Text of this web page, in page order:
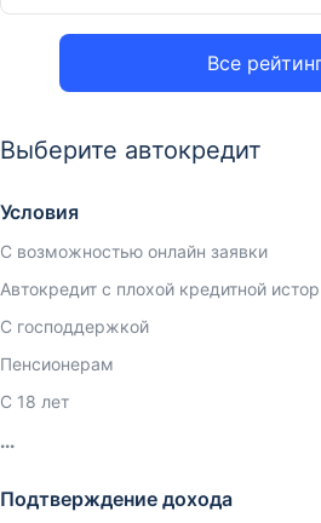
Все
Выберите автокредит
Условия
С возможностью онлайн заявки
Автокредит с плохой кредитной
С господдержкой
Пенсионерам
С 18 лет
Подтверждение дохода